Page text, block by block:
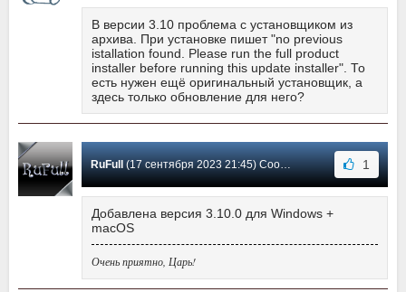
В версии 3.10 проблема с установщиком из
архива. При установке пишет "no previous
istallation found. Please run the full product
installer before running this update installer". То
есть нужен ещё оригинальный установщик, а
здесь только обновление для него?
RuFull (17 сентября 2023 21:45) Сообщение #13 1
Добавлена версия 3.10.0 для Windows +
macOS
Очень приятно, Царь!